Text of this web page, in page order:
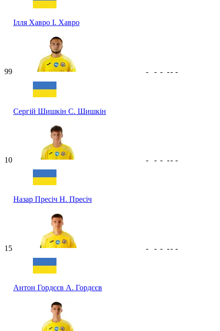
Ілля Хавро І. Хавро
99
Сергій Шишкін С. Шишкін
- - - -- -
10
Назар Пресіч Н. Пресіч
- - - -- -
15
Антон Гордєєв А. Гордєєв
- - - -- -